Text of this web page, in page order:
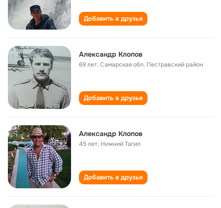
Добавить в друзья
Александр Клопов
69 лет,Самарская обл. Пестравский район
Добавить в друзья
Александр Клопов
45 лет, Нижний Тагил
Добавить в друзья